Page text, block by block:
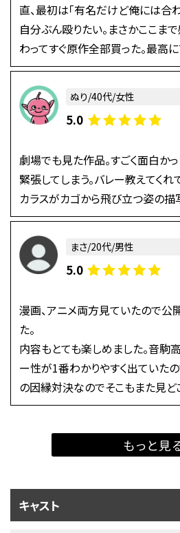
直、最初は「有名だけど俺には合
自分ぶん殴りたい。まさかここま
わってすぐ原作全部買った。最高
ぬり/40代/女性
5.0
劇場でも見た作品。すごく面白か
緊張してしまう。バレー教えてくれ
カラスがカゴから飛び立つ姿の描
まさ/20代/男性
5.0
漫画、アニメ両方見ていたので公
た。
内容もとても楽しめました。音駒
ー性が1番わかりやすく出ていた
の因縁対決なのでそこもまた見ど
もっと見
キャスト